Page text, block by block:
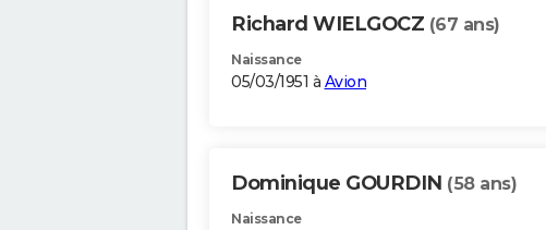
Richard WIELGOCZ (67 ans)
Naissance
05/03/1951 à Avion
Dominique GOURDIN (58 ans)
Naissance